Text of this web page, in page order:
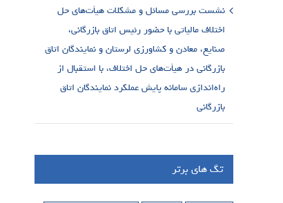
نشست بررسی مسائل و مشکلات هیأت‌های حل
اختلاف مالیاتی با حضور رئیس اتاق بازرگانی،
صنایع، معادن و کشاورزی لرستان و نمایندگان اتاق
بازرگانی در هیأت‌های حل اختلاف، با استقبال از
راه‌اندازی سامانه پایش عملکرد نمایندگان اتاق
بازرگانی
تگ های برتر